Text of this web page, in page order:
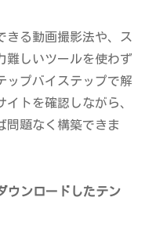
きる動画撮影法や、ス
難しいツールを使わず
ップバイステップで解
トを確認しながら、
問題なく構築できま
ウンロードしたテン